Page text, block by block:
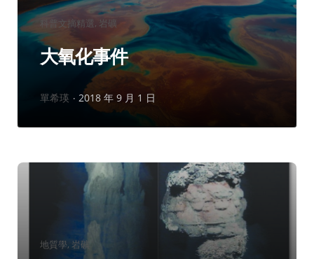
類：
科普文摘精選 岩礦
大氧化事件
作
單希瑛 2018 年 9 月 1 日
分
類：
地質學 岩礦